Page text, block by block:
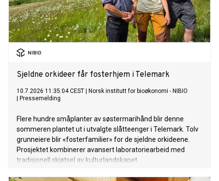
Sjeldne orkideer får fosterhjem i Telemark
10.7.2026 11:35:04 CEST
Norsk institutt for bioøkonomi - NIBIO
Pressemelding
Flere hundre småplanter av søstermarihånd blir denne
sommeren plantet ut i utvalgte slåtteenger i Telemark. Tolv
grunneiere blir «fosterfamilier» for de sjeldne orkideene.
Prosjektet kombinerer avansert laboratoriearbeid med
tradisjonell skjøtsel av kulturlandskapet.